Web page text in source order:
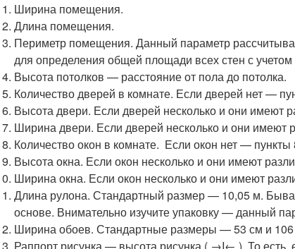
Ширина помещения.
Длина помещения.
Периметр помещения. Данный параметр
для определения общей площади всех стен с
Высота потолков — расстояние от пола до потолка.
Количество дверей в комнате. Если дверей нет —
Высота двери. Если дверей несколько и они
Ширина двери. Если дверей несколько и они
Количество окон в комнате. Если окон нет — пункты
Высота окна. Если окон несколько и они имеют
Ширина окна. Если окон несколько и они имеют
Длина рулона. Стандартный размер — 10,05 м.
основе. Внимательно изучите упаковку — данный
Ширина обоев. Стандартные размеры — 53 см и 106